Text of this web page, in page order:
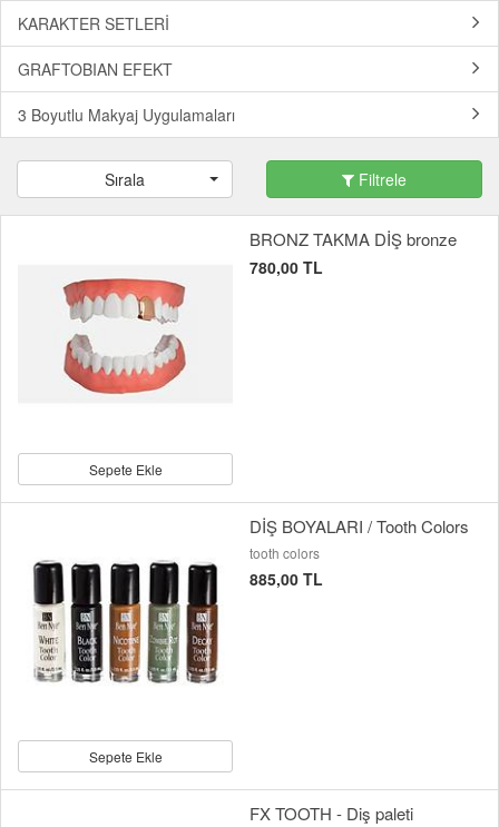
KARAKTER SETLERİ
GRAFTOBIAN EFEKT
3 Boyutlu Makyaj Uygulamaları
Sırala Filtrele
Sepete Ekle
BRONZ TAKMA DİŞ bronze
780,00 TL
Sepete Ekle
DİŞ BOYALARI / Tooth Colors
tooth colors
885,00 TL
FX TOOTH - Diş paleti